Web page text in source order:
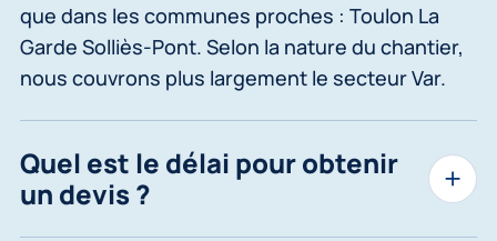
que dans les communes proches : Toulon La
Garde Solliès-Pont. Selon la nature du chantier,
nous couvrons plus largement le secteur Var.
Quel est le délai pour obtenir
un devis ?